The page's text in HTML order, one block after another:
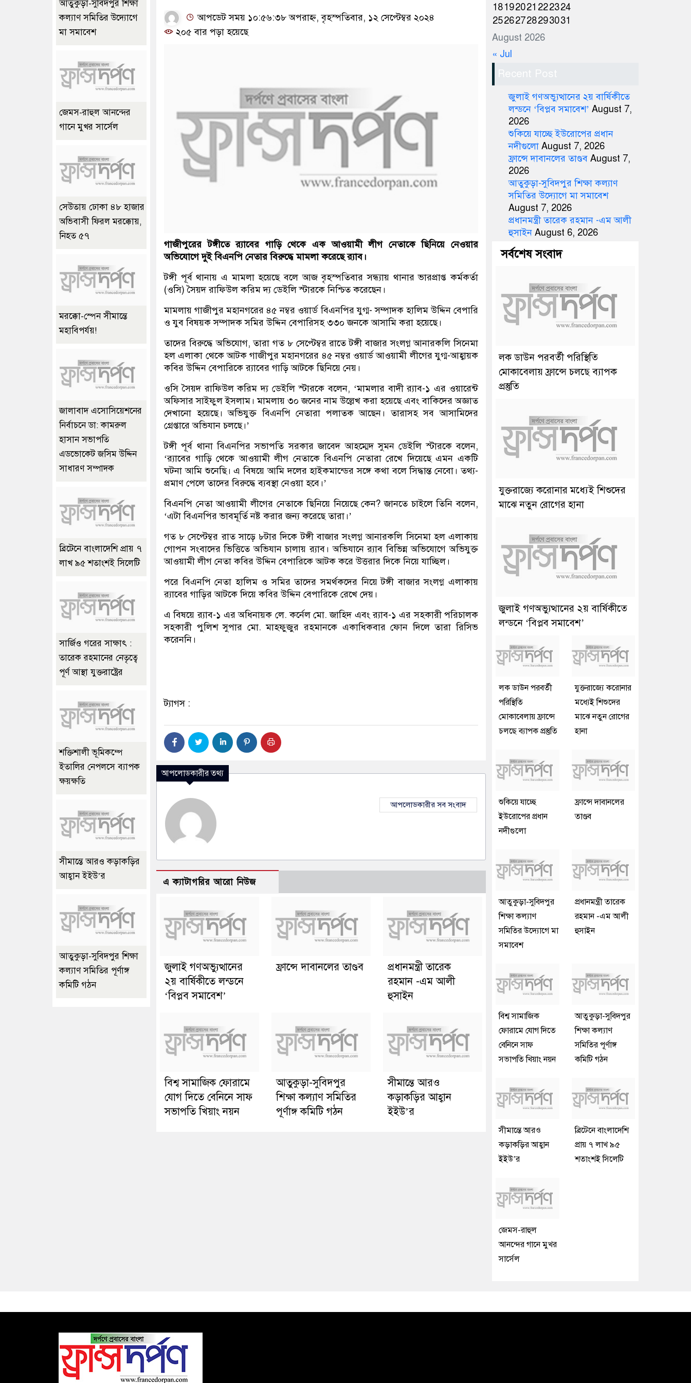
আপডেট সময় ১০:৫৬:৩৮ অপরাহ্ন, বৃহস্পতিবার, ১২ সেপ্টেম্বর ২০২৪
২০৫ বার পড়া হয়েছে
গাজীপুরের টঙ্গীতে র‌্যাবের গাড়ি থেকে এক আওয়ামী লীগ নেতাকে ছিনিয়ে নেওয়ার
অভিযোগে দুই বিএনপি নেতার বিরুদ্ধে মামলা করেছে র‍্যাব।
টঙ্গী পূর্ব থানায় এ মামলা হয়েছে বলে আজ বৃহস্পতিবার সন্ধ্যায় থানার ভারপ্রাপ্ত কর্মকর্তা
(ওসি) সৈয়দ রাফিউল করিম দ্য ডেইলি স্টারকে নিশ্চিত করেছেন।
মামলায় গাজীপুর মহানগরের ৪৫ নম্বর ওয়ার্ড বিএনপির যুগ্ম- সম্পাদক হালিম উদ্দিন বেপারি
ও যুব বিষয়ক সম্পাদক সমির উদ্দিন বেপারিসহ ৩৩০ জনকে আসামি করা হয়েছে।
তাদের বিরুদ্ধে অভিযোগ, তারা গত ৮ সেপ্টেম্বর রাতে টঙ্গী বাজার সংলগ্ন আনারকলি সিনেমা
হল এলাকা থেকে আটক গাজীপুর মহানগরের ৪৫ নম্বর ওয়ার্ড আওয়ামী লীগের যুগ্ম-আহ্বায়ক
কবির উদ্দিন বেপারিকে র‌্যাবের গাড়ি আটকে ছিনিয়ে নেয়।
ওসি সৈয়দ রাফিউল করিম দ্য ডেইলি স্টারকে বলেন, ‘মামলার বাদী র‍্যাব-১ এর ওয়ারেন্ট
অফিসার সাইফুল ইসলাম। মামলায় ৩০ জনের নাম উল্লেখ করা হয়েছে এবং বাকিদের অজ্ঞাত
দেখানো হয়েছে। অভিযুক্ত বিএনপি নেতারা পলাতক আছেন। তারাসহ সব আসামিদের
গ্রেপ্তারে অভিযান চলছে।’
টঙ্গী পূর্ব থানা বিএনপির সভাপতি সরকার জাবেদ আহম্মেদ সুমন ডেইলি স্টারকে বলেন,
‘র‌্যাবের গাড়ি থেকে আওয়ামী লীগ নেতাকে বিএনপি নেতারা রেখে দিয়েছে এমন একটি
ঘটনা আমি শুনেছি। এ বিষয়ে আমি দলের হাইকমান্ডের সঙ্গে কথা বলে সিদ্ধান্ত নেবো। তথ্য-
প্রমাণ পেলে তাদের বিরুদ্ধে ব্যবস্থা নেওয়া হবে।’
বিএনপি নেতা আওয়ামী লীগের নেতাকে ছিনিয়ে নিয়েছে কেন? জানতে চাইলে তিনি বলেন,
‘এটা বিএনপির ভাবমূর্তি নষ্ট করার জন্য করেছে তারা।’
গত ৮ সেপ্টেম্বর রাত সাড়ে ৮টার দিকে টঙ্গী বাজার সংলগ্ন আনারকলি সিনেমা হল এলাকায়
গোপন সংবাদের ভিত্তিতে অভিযান চালায় র‍্যাব। অভিযানে র‍্যাব বিভিন্ন অভিযোগে অভিযুক্ত
আওয়ামী লীগ নেতা কবির উদ্দিন বেপারিকে আটক করে উত্তরার দিকে নিয়ে যাচ্ছিল।
পরে বিএনপি নেতা হালিম ও সমির তাদের সমর্থকদের নিয়ে টঙ্গী বাজার সংলগ্ন এলাকায়
র‌্যাবের গাড়ির আটকে দিয়ে কবির উদ্দিন বেপারিকে রেখে দেয়।
এ বিষয়ে র‌্যাব-১ এর অধিনায়ক লে. কর্নেল মো. জাহিদ এবং র‌্যাব-১ এর সহকারী পরিচালক
সহকারী পুলিশ সুপার মো. মাহফুজুর রহমানকে একাধিকবার ফোন দিলে তারা রিসিভ
করেননি।
ট্যাগস :
আপলোডকারীর তথ্য
আপলোডকারীর সব সংবাদ
এ ক্যাটাগরির আরো নিউজ
জুলাই গণঅভ্যুত্থানের
২য় বার্ষিকীতে লন্ডনে
‘বিপ্লব সমাবেশ’
ফ্রান্সে দাবানলের তাণ্ডব
প্রধানমন্ত্রী তারেক
রহমান -এম আলী
হুসাইন
বিশ্ব সামাজিক ফোরামে
যোগ দিতে বেনিনে সাফ
সভাপতি খিয়াং নয়ন
আতুকুড়া-সুবিদপুর
শিক্ষা কল্যাণ সমিতির
পূর্ণাঙ্গ কমিটি গঠন
সীমান্তে আরও
কড়াকড়ির আহ্বান
ইইউ’র
আতুকুড়া-সুবিদপুর শিক্ষা
কল্যাণ সমিতির উদ্যোগে
মা সমাবেশ
জেমস-রাহুল আনন্দের
গানে মুখর সার্সেল
সেউতায় ঢোকা ৪৮ হাজার
অভিবাসী ফিরল মরক্কোয়,
নিহত ৫৭
মরক্কো-স্পেন সীমান্তে
মহাবিপর্যয়!
জালাবাদ এসোসিয়েশনের
নির্বাচনে ডা: কামরুল
হাসান সভাপতি
এডভোকেট জসিম উদ্দিন
সাধারণ সম্পাদক
ব্রিটেনে বাংলাদেশি প্রায় ৭
লাখ ৯৫ শতাংশই সিলেটি
সার্জিও গরের সাক্ষাৎ :
তারেক রহমানের নেতৃত্বে
পূর্ণ আস্থা যুক্তরাষ্ট্রের
শক্তিশালী ভূমিকম্পে
ইতালির নেপলসে ব্যাপক
ক্ষয়ক্ষতি
সীমান্তে আরও কড়াকড়ির
আহ্বান ইইউ’র
আতুকুড়া-সুবিদপুর শিক্ষা
কল্যাণ সমিতির পূর্ণাঙ্গ
কমিটি গঠন
August 2026
18192021 222324
25262728293031
« Jul
Recent Post
জুলাই গণঅভ্যুত্থানের ২য় বার্ষিকীতে
লন্ডনে ‘বিপ্লব সমাবেশ’ August 7,
2026
শুকিয়ে যাচ্ছে ইউরোপের প্রধান
নদীগুলো August 7, 2026
ফ্রান্সে দাবানলের তাণ্ডব August 7,
2026
আতুকুড়া-সুবিদপুর শিক্ষা কল্যাণ
সমিতির উদ্যোগে মা সমাবেশ
August 7, 2026
প্রধানমন্ত্রী তারেক রহমান -এম আলী
হুসাইন August 6, 2026
সর্বশেষ সংবাদ
লক ডাউন পরবর্তী পরিস্থিতি
মোকাবেলায় ফ্রান্সে চলছে ব্যাপক
প্রস্তুতি
যুক্তরাজ্যে করোনার মধ্যেই শিশুদের
মাঝে নতুন রোগের হানা
জুলাই গণঅভ্যুত্থানের ২য় বার্ষিকীতে
লন্ডনে ‘বিপ্লব সমাবেশ’
লক ডাউন পরবর্তী
পরিস্থিতি
মোকাবেলায় ফ্রান্সে
চলছে ব্যাপক প্রস্তুতি
যুক্তরাজ্যে করোনার
মধ্যেই শিশুদের
মাঝে নতুন রোগের
হানা
শুকিয়ে যাচ্ছে
ইউরোপের প্রধান
নদীগুলো
ফ্রান্সে দাবানলের
তাণ্ডব
আতুকুড়া-সুবিদপুর
শিক্ষা কল্যাণ
সমিতির উদ্যোগে মা
সমাবেশ
প্রধানমন্ত্রী তারেক
রহমান -এম আলী
হুসাইন
বিশ্ব সামাজিক
ফোরামে যোগ দিতে
বেনিনে সাফ
সভাপতি খিয়াং নয়ন
আতুকুড়া-সুবিদপুর
শিক্ষা কল্যাণ
সমিতির পূর্ণাঙ্গ
কমিটি গঠন
সীমান্তে আরও
কড়াকড়ির আহ্বান
ইইউ’র
ব্রিটেনে বাংলাদেশি
প্রায় ৭ লাখ ৯৫
শতাংশই সিলেটি
জেমস-রাহুল
আনন্দের গানে মুখর
সার্সেল